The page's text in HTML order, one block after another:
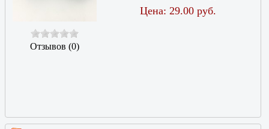
Отзывов (0)
Цена: 29.00 руб.